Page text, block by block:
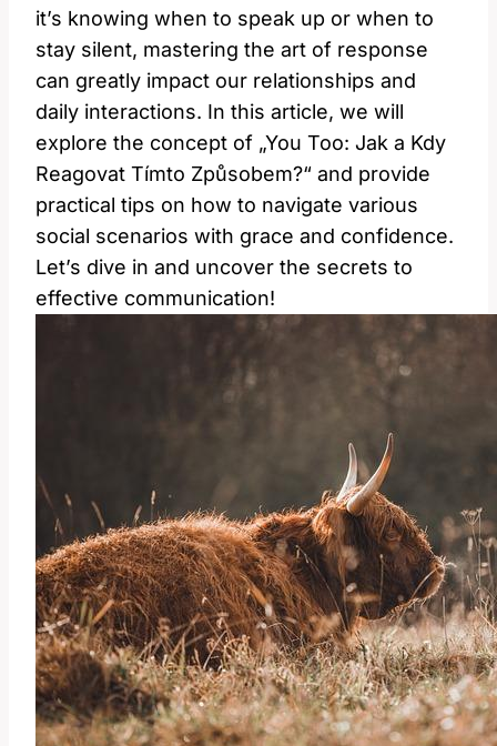
it’s knowing⁤ when to speak up or when to
stay silent, mastering the art ⁢of response
can greatly impact our ⁤relationships and
daily interactions. ⁢In ‌this article, we will‌
explore the ⁢concept of‍ „You Too: Jak a Kdy
Reagovat Tímto ⁣Způsobem?“ and provide
practical tips ⁤on how to navigate various
social scenarios with grace and confidence.
‌Let’s ‍dive in and uncover the secrets ⁤to‌
effective communication!